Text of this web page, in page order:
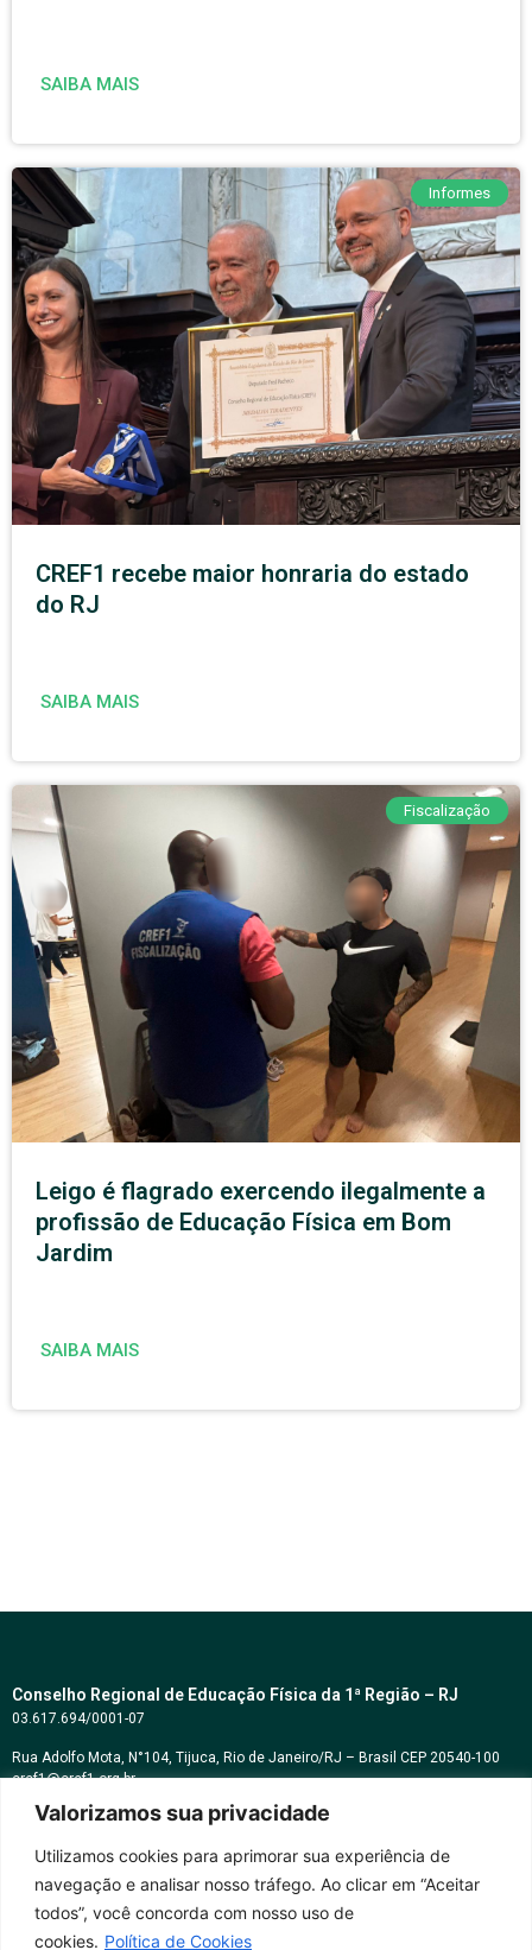
Valorizamos sua privacidade
Utilizamos cookies para aprimorar sua experiência de
navegação e analisar nosso tráfego. Ao clicar em “Aceitar
todos”, você concorda com nosso uso de
cookies. Política de Cookies
SAIBA MAIS
Informes
CREF1 recebe maior honraria do estado
do RJ
SAIBA MAIS
Fiscalização
Leigo é flagrado exercendo ilegalmente a
profissão de Educação Física em Bom
Jardim
SAIBA MAIS
Conselho Regional de Educação Física da 1ª Região – RJ
03.617.694/0001-07
Rua Adolfo Mota, N°104, Tijuca, Rio de Janeiro/RJ – Brasil CEP 20540-100
cref1@cref1.org.br
Assessoria de comunicação:
Horários de atendimento: